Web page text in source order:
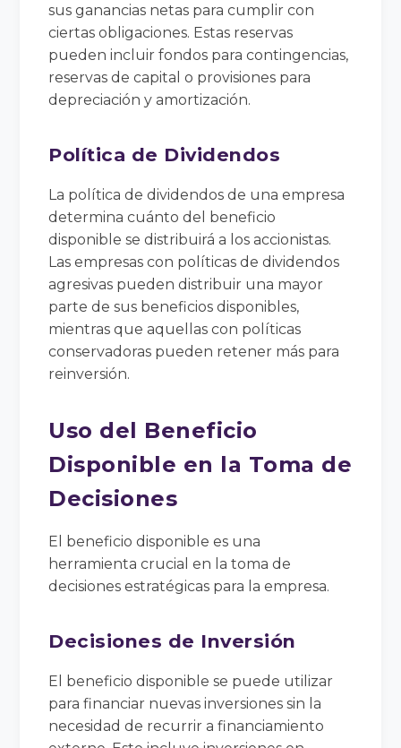
sus ganancias netas para cumplir con
ciertas obligaciones. Estas reservas
pueden incluir fondos para contingencias,
reservas de capital o provisiones para
depreciación y amortización.
Política de Dividendos
La política de dividendos de una empresa
determina cuánto del beneficio
disponible se distribuirá a los accionistas.
Las empresas con políticas de dividendos
agresivas pueden distribuir una mayor
parte de sus beneficios disponibles,
mientras que aquellas con políticas
conservadoras pueden retener más para
reinversión.
Uso del Beneficio
Disponible en la Toma de
Decisiones
El beneficio disponible es una
herramienta crucial en la toma de
decisiones estratégicas para la empresa.
Decisiones de Inversión
El beneficio disponible se puede utilizar
para financiar nuevas inversiones sin la
necesidad de recurrir a financiamiento